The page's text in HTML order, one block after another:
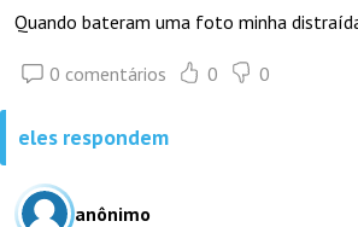
Quando bateram uma foto minha
0 comentários 0 0
eles respondem
anônimo